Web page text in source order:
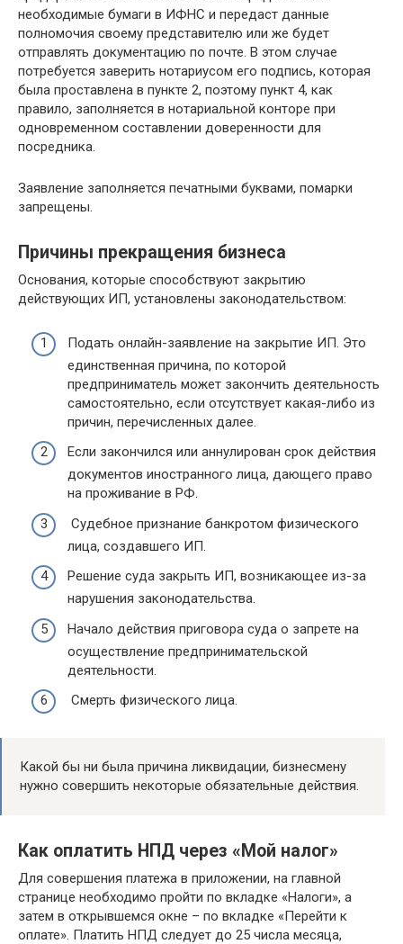
необходимые бумаги в ИФНС и передаст данные
полномочия своему представителю или же будет
отправлять документацию по почте. В этом случае
потребуется заверить нотариусом его подпись, которая
была проставлена в пункте 2, поэтому пункт 4, как
правило, заполняется в нотариальной конторе при
одновременном составлении доверенности для
посредника.
Заявление заполняется печатными буквами, помарки
запрещены.
Причины прекращения бизнеса
Основания, которые способствуют закрытию
действующих ИП, установлены законодательством:
Подать онлайн-заявление на закрытие ИП. Это
единственная причина, по которой
предприниматель может закончить деятельность
самостоятельно, если отсутствует какая-либо из
причин, перечисленных далее.
Если закончился или аннулирован срок действия
документов иностранного лица, дающего право
на проживание в РФ.
Судебное признание банкротом физического
лица, создавшего ИП.
Решение суда закрыть ИП, возникающее из-за
нарушения законодательства.
Начало действия приговора суда о запрете на
осуществление предпринимательской
деятельности.
Смерть физического лица.
Какой бы ни была причина ликвидации, бизнесмену
нужно совершить некоторые обязательные действия.
Как оплатить НПД через «Мой налог»
Для совершения платежа в приложении, на главной
странице необходимо пройти по вкладке «Налоги», а
затем в открывшемся окне – по вкладке «Перейти к
оплате». Платить НПД следует до 25 числа месяца,